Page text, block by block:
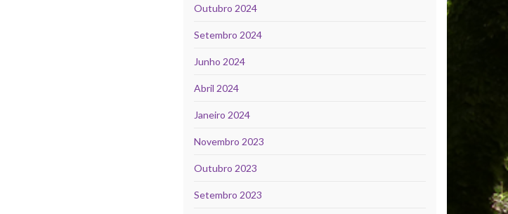
Outubro 2024
Setembro 2024
Junho 2024
Abril 2024
Janeiro 2024
Novembro 2023
Outubro 2023
Setembro 2023